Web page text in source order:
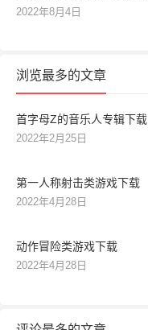
2022年8月4日
浏览最多的文章
首字母Z的音乐人专辑下载
2022年2月25日
第一人称射击类游戏下载
2022年4月28日
动作冒险类游戏下载
2022年4月28日